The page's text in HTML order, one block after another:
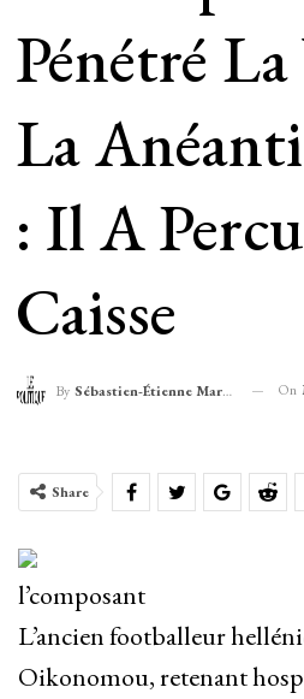
Pénétré
La
: Il A
Caisse
By Sébastien-Étienne Marechal On
Share
l’composant
L’ancien footballeur
Oikonomou, retenant